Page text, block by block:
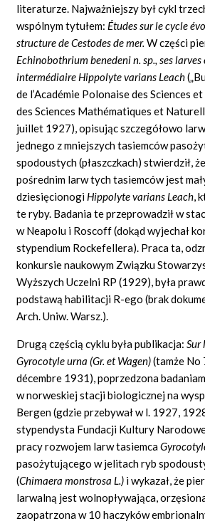
literaturze. Najważniejszy był cykl
wspólnym tytułem: Études sur le cycle
structure de Cestodes de mer.W części
Echinobothrium benedeni n. sp., ses larves
intermédiaire Hippolyte varians Leach
de l’Académie Polonaise des Sciences
des Sciences Mathématiques et
juillet 1927), opisując szczegółowo
jednego z mniejszych tasiemców
spodoustych (płaszczkach) stwierdził,
pośrednim larw tych tasiemców jest
dziesięcionogi Hippolyte varians Leach,
te ryby. Badania te przeprowadził w
w Neapolu i Roscoff (dokąd wyjechał
stypendium Rockefellera). Praca ta,
konkursie naukowym Związku
Wyższych Uczelni RP (1929), była
podstawą habilitacji R-ego (brak
Arch. Uniw. Warsz.).
Drugą częścią cyklu była publikacja:Sur
Gyrocotyle urna (Gr. et Wagen)(tamże No
décembre 1931), poprzedzona
w norweskiej stacji biologicznej na
Bergen (gdzie przebywał w l. 1927,
stypendysta Fundacji Kultury
pracy rozwojem larw tasiemca
pasożytującego w jelitach ryb
(Chimaera monstrosa L.) i wykazał, że
larwalną jest wolnopływająca,
zaopatrzona w 10 haczyków